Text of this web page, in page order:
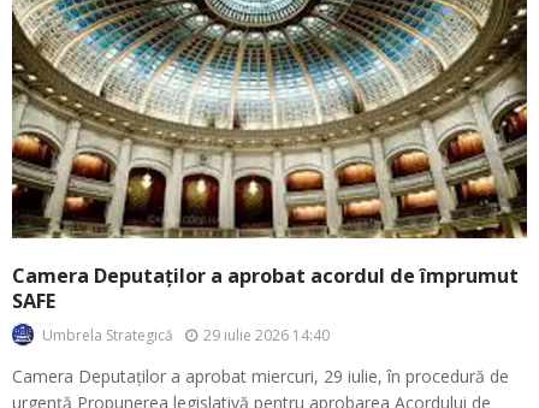
Camera Deputaților a aprobat acordul de împrumut
SAFE
Umbrela Strategică 29 iulie 2026 14:40
Camera Deputaților a aprobat miercuri, 29 iulie, în procedură de
urgență Propunerea legislativă pentru aprobarea Acordului de